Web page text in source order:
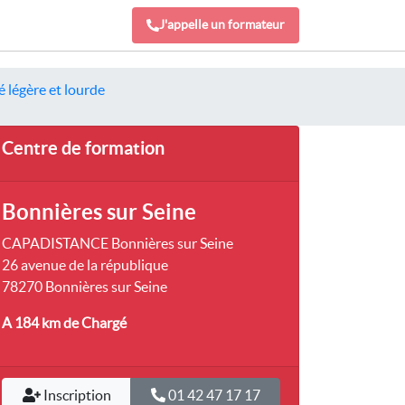
J'appelle un formateur
légère et lourde
Centre de formation
Bonnières sur Seine
CAPADISTANCE Bonnières sur Seine
26 avenue de la république
78270 Bonnières sur Seine
A 184 kmde Chargé
Inscription 01 42 47 17 17